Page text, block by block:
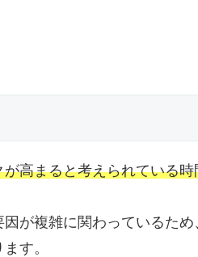
高まると考えられている
が複雑に関わっているた
す。